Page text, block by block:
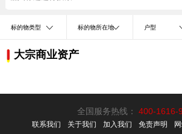
标的物类型 标的物所在地 户型
大宗商业资产
全国服务热线： 400-1616-
联系我们 关于我们 加入我们 免责声明